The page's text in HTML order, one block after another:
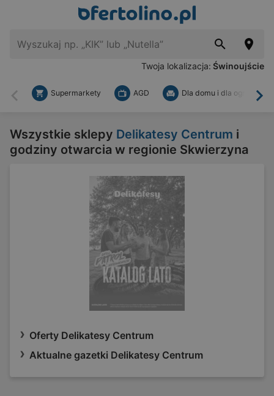
Twoja lokalizacja: Świnoujście
Wstecz
Supermarkety AGD Dla domu i dla ogrodu
Wszystkie sklepy Delikatesy Centrum i
godziny otwarcia w regionie Skwierzyna
Oferty Delikatesy Centrum
Aktualne gazetki Delikatesy Centrum